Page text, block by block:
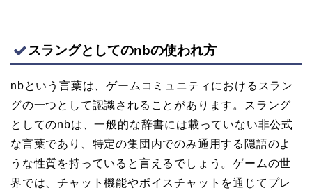
スラングとしてのnbの使われ方
nbという言葉は、ゲームコミュニティにおけるスラン
グの一つとして認識されることがあります。スラング
としてのnbは、一般的な辞書には載っていない非公式
な言葉であり、特定の集団内でのみ通用する隠語のよ
うな性質を持っていると言えるでしょう。ゲームの世
界では、チャット機能やボイスチャットを通じてプレ